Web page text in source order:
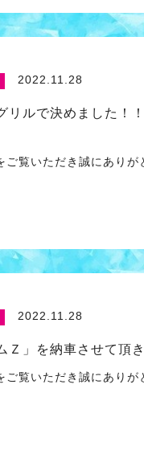
2022.11.28
リルで決めました！
ご覧いただき誠にあり
2022.11.28
Ｚ」を納車させて頂
ご覧いただき誠にあり